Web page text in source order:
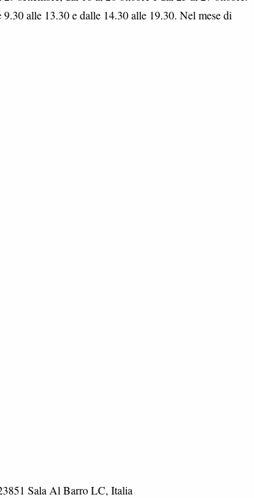
alle 13.30 e dalle 14.30 alle 19.30. Nel mese di
Sala Al Barro LC, Italia